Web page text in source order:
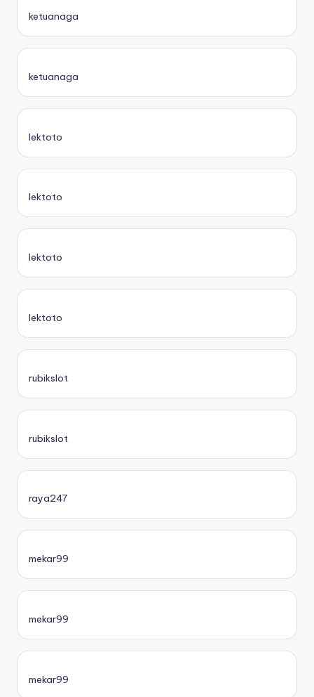
ketuanaga
ketuanaga
lektoto
lektoto
lektoto
lektoto
rubikslot
rubikslot
raya247
mekar99
mekar99
mekar99